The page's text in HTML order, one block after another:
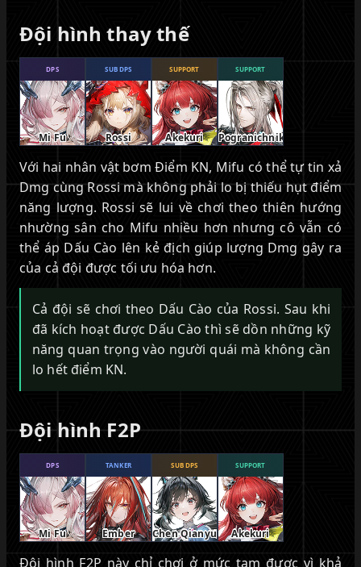
Đội hình thay thế
DPS
Mi Fu
SUB DPS
Rossi
SUPPORT
Akekuri
SUPPORT
Pogranichnik
Với hai nhân vật bơm Điểm KN, Mifu có thể tự tin xả
Dmg cùng Rossi mà không phải lo bị thiếu hụt điểm
năng lượng. Rossi sẽ lui về chơi theo thiên hướng
nhường sân cho Mifu nhiều hơn nhưng cô vẫn có
thể áp Dấu Cào lên kẻ địch giúp lượng Dmg gây ra
của cả đội được tối ưu hóa hơn.
Cả đội sẽ chơi theo Dấu Cào của Rossi. Sau khi
đã kích hoạt được Dấu Cào thì sẽ dồn những kỹ
năng quan trọng vào người quái mà không cần
lo hết điểm KN.
Đội hình F2P
DPS
Mi Fu
TANKER
Ember
SUB DPS
Chen Qianyu
SUPPORT
Akekuri
Đội hình F2P này chỉ chơi ở mức tạm được vì khả